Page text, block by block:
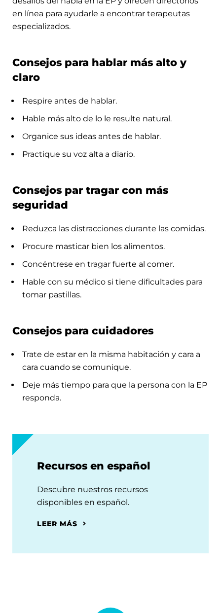
en línea para ayudarle a encontrar terapeutas
especializados.
Consejos para hablar más alto y
claro
Respire antes de hablar.
Hable más alto de lo le resulte natural.
Organice sus ideas antes de hablar.
Practique su voz alta a diario.
Consejos par tragar con más
seguridad
Reduzca las distracciones durante las comidas.
Procure masticar bien los alimentos.
Concéntrese en tragar fuerte al comer.
Hable con su médico si tiene dificultades para
tomar pastillas.
Consejos para cuidadores
Trate de estar en la misma habitación y cara a
cara cuando se comunique.
Deje más tiempo para que la persona con la EP
responda.
Recursos en español
Descubre nuestros recursos
disponibles en español.
LEER MÁS